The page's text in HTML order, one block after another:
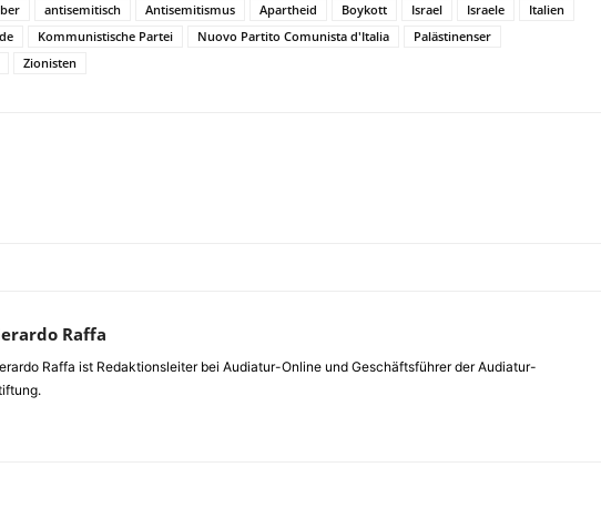
antisemitisch Antisemitismus Apartheid Boykott Israel Israele
Italien
Kommunistische Partei Nuovo Partito Comunista d'Italia
Palästinenser
Zionisten
Raffa
Raffa ist Redaktionsleiter bei Audiatur-Online und Geschäftsführer der Audiatur-